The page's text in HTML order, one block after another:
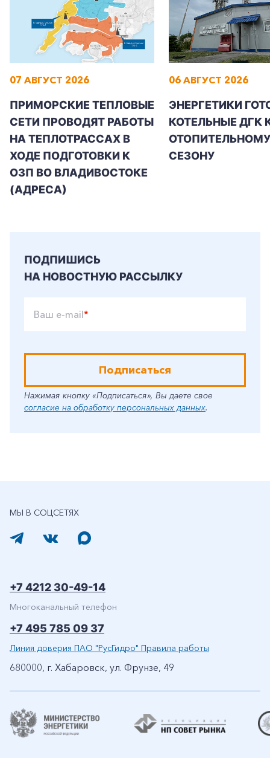
07 АВГУСТ 2026
ПРИМОРСКИЕ ТЕПЛОВЫЕ
СЕТИ ПРОВОДЯТ РАБОТЫ
НА ТЕПЛОТРАССАХ В
ХОДЕ ПОДГОТОВКИ К
ОЗП ВО ВЛАДИВОСТОКЕ
(АДРЕСА)
06 АВГУСТ 2026
ЭНЕРГЕТИКИ
КОТЕЛЬНЫЕ ДГК
ОТОПИТЕЛЬНОМУ
СЕЗОНУ
ПОДПИШИСЬ
НА НОВОСТНУЮ РАССЫЛКУ
Ваш e-mail*
Подписаться
Нажимая кнопку «Подписаться», Вы даете свое
согласие на обработку персональных данных.
МЫ В СОЦСЕТЯХ
+7 4212 30-49-14
Многоканальный телефон
+7 495 785 09 37
Линия доверия ПАО "РусГидро" Правила работы
680000, г. Хабаровск, ул. Фрунзе, 49